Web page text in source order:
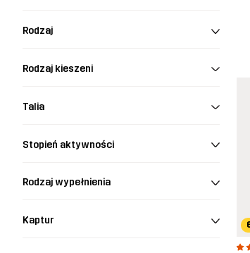
Rodzaj
Rodzaj kieszeni
Talia
Stopień aktywności
Rodzaj wypełnienia
Kaptur